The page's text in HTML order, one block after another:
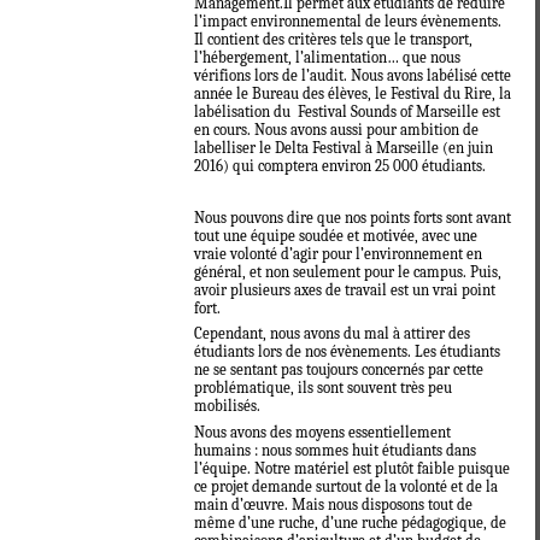
l’impact environnemental de leurs évènements.
Il contient des critères tels que le transport,
l’hébergement, l’alimentation… que nous
vérifions lors de l’audit. Nous avons labélisé cette
année le Bureau des élèves, le Festival du Rire, la
labélisation du Festival Sounds of Marseille est
en cours. Nous avons aussi pour ambition de
labelliser le Delta Festival à Marseille (en juin
2016) qui comptera environ 25 000 étudiants.
Nous pouvons dire que nos points forts sont avant
tout une équipe soudée et motivée, avec une
vraie volonté d’agir pour l’environnement en
général, et non seulement pour le campus. Puis,
avoir plusieurs axes de travail est un vrai point
fort.
Cependant, nous avons du mal à attirer des
étudiants lors de nos évènements. Les étudiants
ne se sentant pas toujours concernés par cette
problématique, ils sont souvent très peu
mobilisés.
Nous avons des moyens essentiellement
humains : nous sommes huit étudiants dans
l’équipe. Notre matériel est plutôt faible puisque
ce projet demande surtout de la volonté et de la
main d’œuvre. Mais nous disposons tout de
même d’une ruche, d’une ruche pédagogique, de